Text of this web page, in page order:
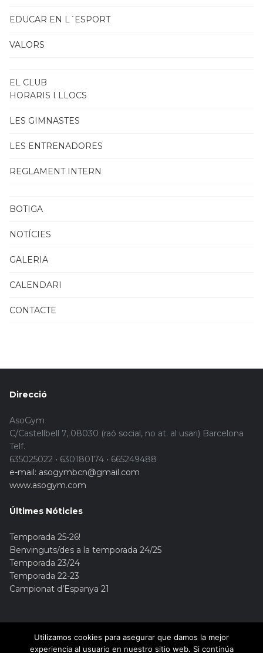
EDUCAR EN L´ESPORT
VALORS
EL CLUB
HORARIS I LLOCS
LES GIMNASTES
LES ENTRENADORES
REGLAMENT INTERN
BOTIGA
NOTÍCIES
GALERIA
CALENDARI
CONTACTE
Direcció
AsoGym
C/Castellbell 7, 08030 (raó social, no at. al usari) Barcelona
Telf.
635025022 • 630180174 • 665249488
e-mail: asogymbcn@gmail.com
www.asogym.com
Últimes Nóticies
Temporada 25-26!
Benvinguts/des a la temporada 24/25
Temporada 23/24
Temporada 22-23
Campionat d’Espanya 21
Utilizamos cookies para asegurar que damos la mejor
experiencia al usuario en nuestro sitio web. Si continúa